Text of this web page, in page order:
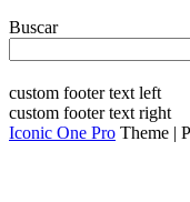
Buscar
custom footer text left
custom footer text right
Iconic One Pro Theme |